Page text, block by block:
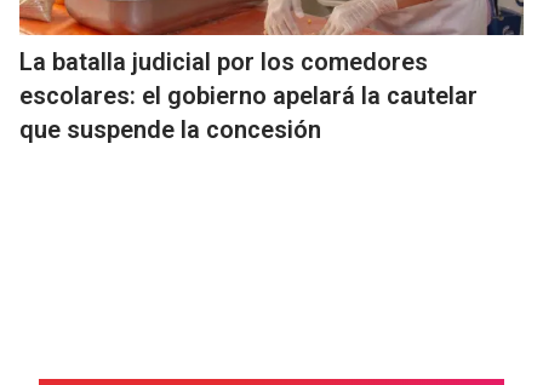
La batalla judicial por los comedores
escolares: el gobierno apelará la cautelar
que suspende la concesión